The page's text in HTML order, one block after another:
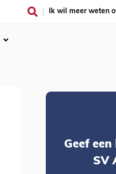
Ik wil meer weten
Geef
SV